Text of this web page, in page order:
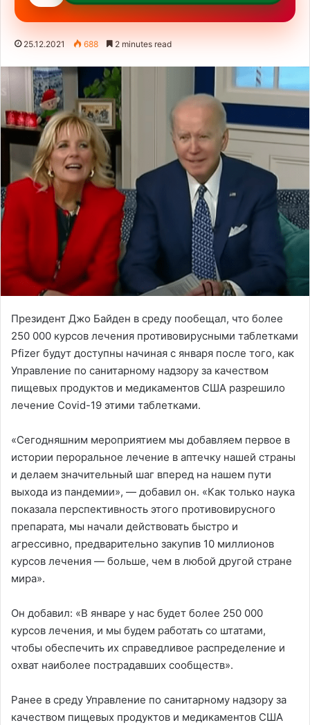
25.12.2021 688 2 minutes read
Президент Джо Байден в среду пообещал, что более
250 000 курсов лечения противовирусными таблетками
Pfizer будут доступны начиная с января после того, как
Управление по санитарному надзору за качеством
пищевых продуктов и медикаментов США разрешило
лечение Covid-19 этими таблетками.
«Сегодняшним мероприятием мы добавляем первое в
истории пероральное лечение в аптечку нашей страны
и делаем значительный шаг вперед на нашем пути
выхода из пандемии», — добавил он. «Как только наука
показала перспективность этого противовирусного
препарата, мы начали действовать быстро и
агрессивно, предварительно закупив 10 миллионов
курсов лечения — больше, чем в любой другой стране
мира».
Он добавил: «В январе у нас будет более 250 000
курсов лечения, и мы будем работать со штатами,
чтобы обеспечить их справедливое распределение и
охват наиболее пострадавших сообществ».
Ранее в среду Управление по санитарному надзору за
качеством пищевых продуктов и медикаментов США